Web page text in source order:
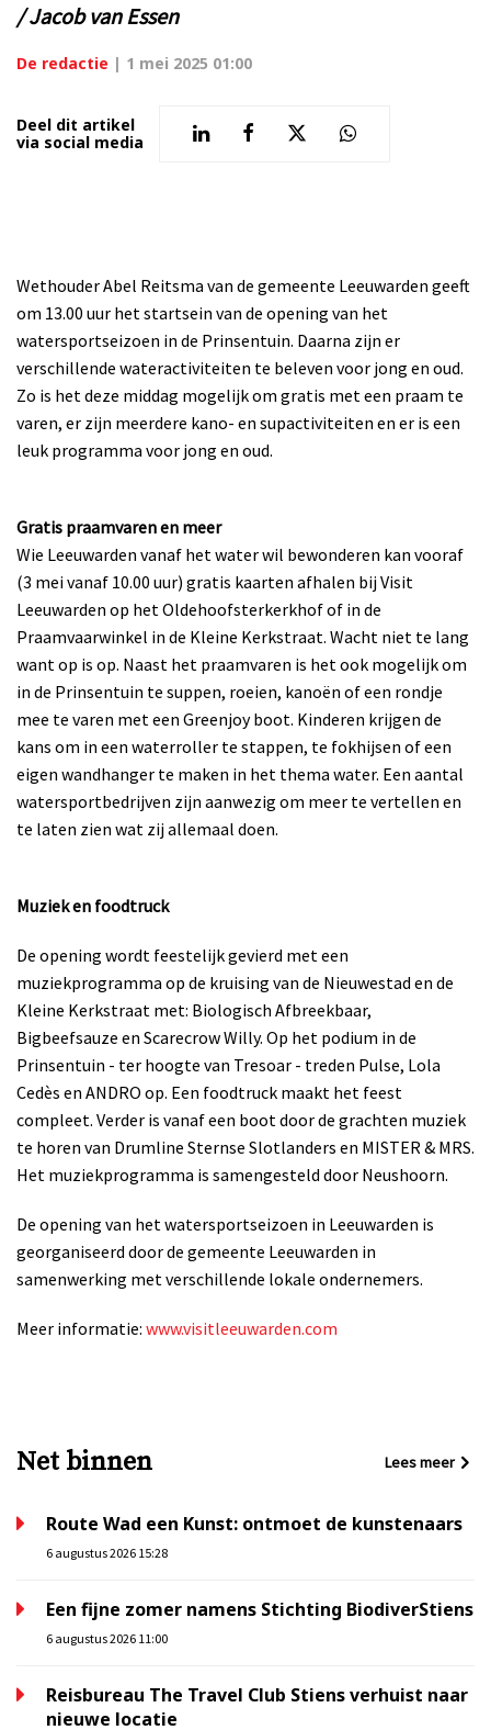
/ Jacob van Essen
De redactie | 1 mei 2025 01:00
Deel dit artikel
via social media
Wethouder Abel Reitsma van de gemeente Leeuwarden geeft
om 13.00 uur het startsein van de opening van het
watersportseizoen in de Prinsentuin. Daarna zijn er
verschillende wateractiviteiten te beleven voor jong en oud.
Zo is het deze middag mogelijk om gratis met een praam te
varen, er zijn meerdere kano- en supactiviteiten en er is een
leuk programma voor jong en oud.
Gratis praamvaren en meer
Wie Leeuwarden vanaf het water wil bewonderen kan vooraf
(3 mei vanaf 10.00 uur) gratis kaarten afhalen bij Visit
Leeuwarden op het Oldehoofsterkerkhof of in de
Praamvaarwinkel in de Kleine Kerkstraat. Wacht niet te lang
want op is op. Naast het praamvaren is het ook mogelijk om
in de Prinsentuin te suppen, roeien, kanoën of een rondje
mee te varen met een Greenjoy boot. Kinderen krijgen de
kans om in een waterroller te stappen, te fokhijsen of een
eigen wandhanger te maken in het thema water. Een aantal
watersportbedrijven zijn aanwezig om meer te vertellen en
te laten zien wat zij allemaal doen.
Muziek en foodtruck
De opening wordt feestelijk gevierd met een
muziekprogramma op de kruising van de Nieuwestad en de
Kleine Kerkstraat met: Biologisch Afbreekbaar,
Bigbeefsauze en Scarecrow Willy. Op het podium in de
Prinsentuin - ter hoogte van Tresoar - treden Pulse, Lola
Cedès en ANDRO op. Een foodtruck maakt het feest
compleet. Verder is vanaf een boot door de grachten muziek
te horen van Drumline Sternse Slotlanders en MISTER & MRS.
Het muziekprogramma is samengesteld door Neushoorn.
De opening van het watersportseizoen in Leeuwarden is
georganiseerd door de gemeente Leeuwarden in
samenwerking met verschillende lokale ondernemers.
Meer informatie: www.visitleeuwarden.com
Net binnen Lees meer
Route Wad een Kunst: ontmoet de kunstenaars
6 augustus 2026 15:28
Een fijne zomer namens Stichting BiodiverStiens
6 augustus 2026 11:00
Reisbureau The Travel Club Stiens verhuist naar
nieuwe locatie